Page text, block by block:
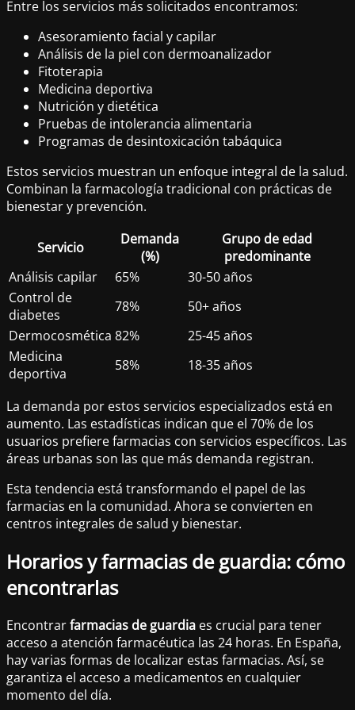
Entre los servicios más solicitados encontramos:
Asesoramiento facial y capilar
Análisis de la piel con dermoanalizador
Fitoterapia
Medicina deportiva
Nutrición y dietética
Pruebas de intolerancia alimentaria
Programas de desintoxicación tabáquica
Estos servicios muestran un enfoque integral de la salud.
Combinan la farmacología tradicional con prácticas de
bienestar y prevención.
Servicio
Demanda
(%)
Grupo de edad
predominante
Análisis capilar
65%
30-50 años
Control de
diabetes
78%
50+ años
Dermocosmética 82%
25-45 años
Medicina
deportiva
58% 18-35 años
La demanda por estos servicios especializados está en
aumento. Las estadísticas indican que el 70% de los
usuarios prefiere farmacias con servicios específicos. Las
áreas urbanas son las que más demanda registran.
Esta tendencia está transformando el papel de las
farmacias en la comunidad. Ahora se convierten en
centros integrales de salud y bienestar.
Horarios y farmacias de guardia: cómo
encontrarlas
Encontrarfarmacias de guardia es crucial para tener
acceso a atención farmacéutica las 24 horas. En España,
hay varias formas de localizar estas farmacias. Así, se
garantiza el acceso a medicamentos en cualquier
momento del día.